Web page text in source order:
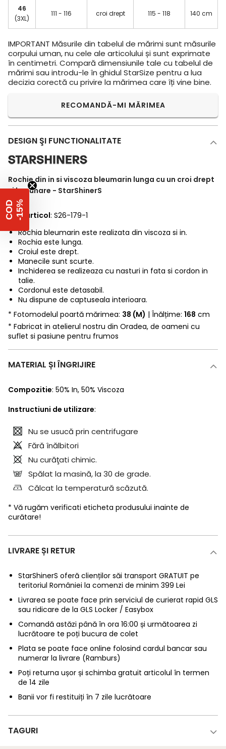
46
(3XL)
111 - 116 croi drept 115 - 118 140 cm
IMPORTANT Măsurile din tabelul de mărimi sunt măsurile
corpului uman, nu cele ale articolului și sunt exprimate
în centimetri. Compară dimensiunile tale cu tabelul de
mărimi sau introdu-le în ghidul StarSize pentru a lua
decizia corectă cu privire la mărimea care îți vine bine.
RECOMANDĂ-MI MĂRIMEA
DESIGN ŞI FUNCTIONALITATE
Rochie din in si viscoza bleumarin lunga cu un croi drept
si buzunare - StarShinerS
Cod articol: S26-179-1
Rochia bleumarin este realizata din viscoza si in.
Rochia este lunga.
Croiul este drept.
Manecile sunt scurte.
Inchiderea se realizeaza cu nasturi in fata si cordon in
talie.
Cordonul este detasabil.
Nu dispune de captuseala interioara.
* Fotomodelul poartă mărimea: 38 (M) | Înălțime: 168 cm
* Fabricat in atelierul nostru din Oradea, de oameni cu
suflet si pasiune pentru frumos
MATERIAL ȘI ÎNGRIJIRE
Compozitie: 50% In, 50% Viscoza
Instructiuni de utilizare:
Nu se usucă prin centrifugare
Fără înălbitori
Nu curăţati chimic.
Spălat la masină, la 30 de grade.
Călcat la temperatură scăzută.
* Vă rugăm verificati eticheta produsului inainte de
curătare!
LIVRARE ȘI RETUR
StarShinerS oferă clienților săi transport GRATUIT pe
teritoriul României la comenzi de minim 399 Lei
Livrarea se poate face prin serviciul de curierat rapid GLS
sau ridicare de la GLS Locker / Easybox
Comandă astăzi până în ora 16:00 și următoarea zi
lucrătoare te poți bucura de colet
Plata se poate face online folosind cardul bancar sau
numerar la livrare (Ramburs)
Poți returna ușor și schimba gratuit articolul în termen
de 14 zile
Banii vor fi restituiți în 7 zile lucrătoare
TAGURI
C
O
D
-
1
5 %